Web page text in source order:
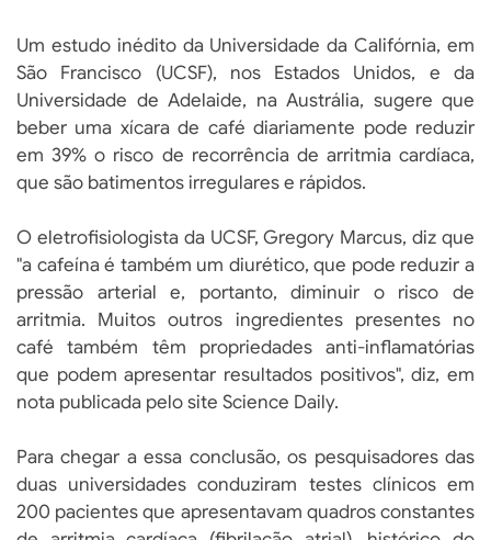
Um estudo inédito da Universidade da Califórnia, em
São Francisco (UCSF), nos Estados Unidos, e da
Universidade de Adelaide, na Austrália, sugere que
beber uma xícara de café diariamente pode reduzir
em 39% o risco de recorrência de arritmia cardíaca,
que são batimentos irregulares e rápidos.
O eletrofisiologista da UCSF, Gregory Marcus, diz que
"a cafeína é também um diurético, que pode reduzir a
pressão arterial e, portanto, diminuir o risco de
arritmia. Muitos outros ingredientes presentes no
café também têm propriedades anti-inflamatórias
que podem apresentar resultados positivos", diz, em
nota publicada pelo site Science Daily.
Para chegar a essa conclusão, os pesquisadores das
duas universidades conduziram testes clínicos em
200 pacientes que apresentavam quadros constantes